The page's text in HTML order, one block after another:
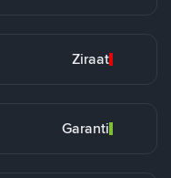
Ziraat
Garanti